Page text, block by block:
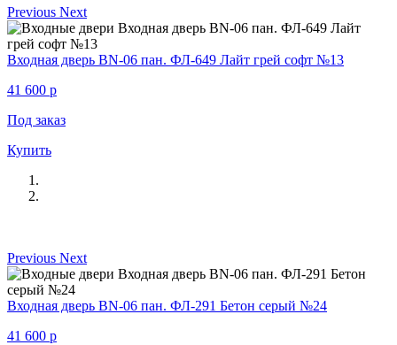
Previous Next
Входная дверь BN-06 пан. ФЛ-649 Лайт грей софт №13
41 600 p
Под заказ
Купить
Previous Next
Входная дверь BN-06 пан. ФЛ-291 Бетон серый №24
41 600 p